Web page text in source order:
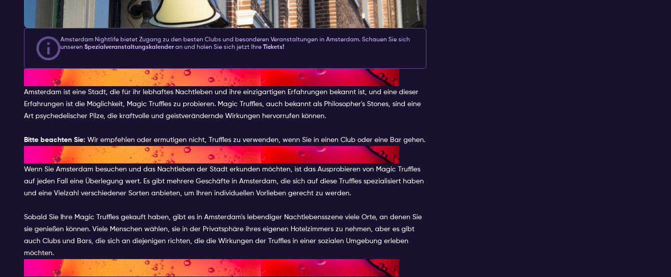
Amsterdam Nightlife bietet Zugang zu den besten Clubs und besonderen Veranstaltungen in Amsterdam. Schauen Sie sich
unseren Spezialveranstaltungskalender an und holen Sie sich jetzt Ihre Tickets!
EINFÜHRUNG IN MAGIC TRUFFLES IN AMSTERDAM
Amsterdam ist eine Stadt, die für ihr lebhaftes Nachtleben und ihre einzigartigen Erfahrungen bekannt ist, und eine dieser
Erfahrungen ist die Möglichkeit, Magic Truffles zu probieren. Magic Truffles, auch bekannt als Philosopher's Stones, sind eine
Art psychedelischer Pilze, die kraftvolle und geistverändernde Wirkungen hervorrufen können.
Bitte beachten Sie: Wir empfehlen oder ermutigen nicht, Truffles zu verwenden, wenn Sie in einen Club oder eine Bar gehen.
WO MAN MAGIC TRUFFLES IN AMSTERDAM KAUFEN KANN
Wenn Sie Amsterdam besuchen und das Nachtleben der Stadt erkunden möchten, ist das Ausprobieren von Magic Truffles
auf jeden Fall eine Überlegung wert. Es gibt mehrere Geschäfte in Amsterdam, die sich auf diese Truffles spezialisiert haben
und eine Vielzahl verschiedener Sorten anbieten, um Ihren individuellen Vorlieben gerecht zu werden.
Sobald Sie Ihre Magic Truffles gekauft haben, gibt es in Amsterdam's lebendiger Nachtlebensszene viele Orte, an denen Sie
sie genießen können. Viele Menschen wählen, sie in der Privatsphäre ihres eigenen Hotelzimmers zu nehmen, aber es gibt
auch Clubs und Bars, die sich an diejenigen richten, die die Wirkungen der Truffles in einer sozialen Umgebung erleben
möchten.
ORTE, AN DENEN MAN MAGIC TRUFFLES IM AMSTERDAM